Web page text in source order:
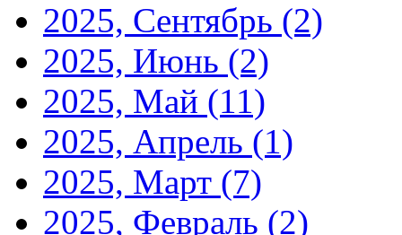
2025, Сентябрь (2)
2025, Июнь (2)
2025, Май (11)
2025, Апрель (1)
2025, Март (7)
2025, Февраль (2)